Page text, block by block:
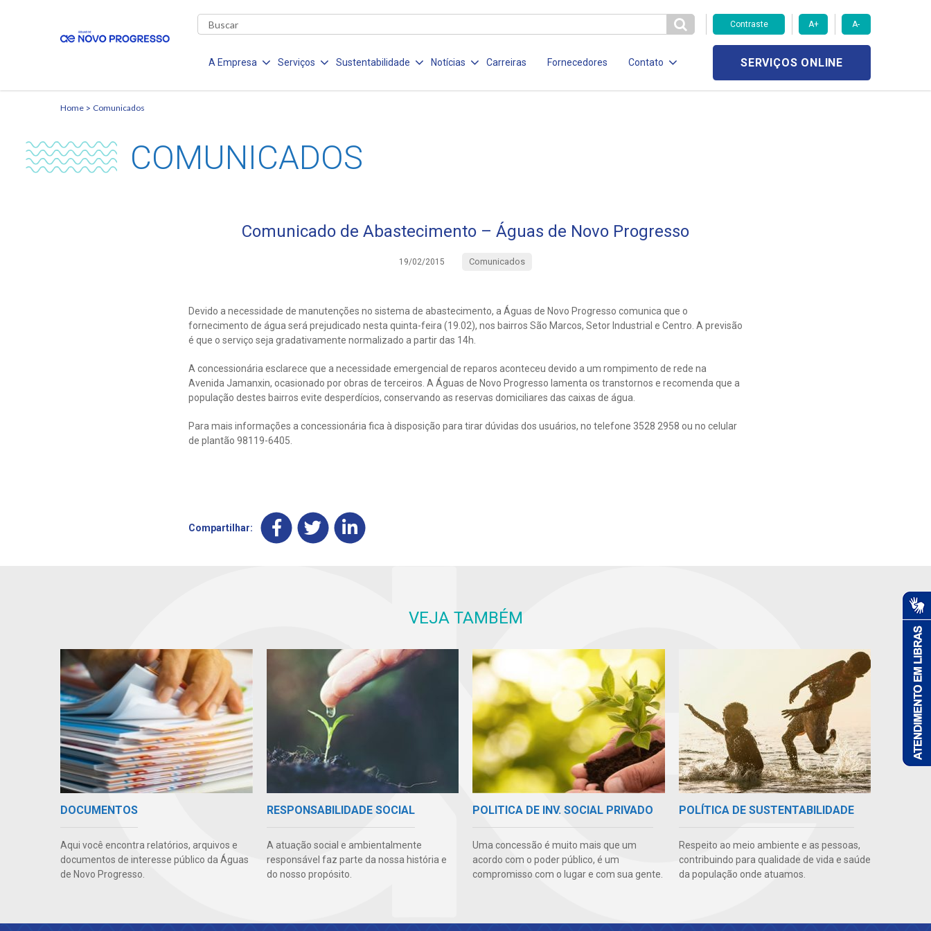
Contraste A+ A-
A Empresa Serviços Sustentabilidade Notícias Carreiras Fornecedores Contato SERVIÇOS ONLINE
Home Comunicados
COMUNICADOS
Comunicado de Abastecimento – Águas de Novo Progresso
19/02/2015 Comunicados
Devido a necessidade de manutenções no sistema de abastecimento, a Águas de Novo Progresso comunica que o
fornecimento de água será prejudicado nesta quinta-feira (19.02), nos bairros São Marcos, Setor Industrial e Centro. A previsão
é que o serviço seja gradativamente normalizado a partir das 14h.
A concessionária esclarece que a necessidade emergencial de reparos aconteceu devido a um rompimento de rede na
Avenida Jamanxin, ocasionado por obras de terceiros. A Águas de Novo Progresso lamenta os transtornos e recomenda que a
população destes bairros evite desperdícios, conservando as reservas domiciliares das caixas de água.
Para mais informações a concessionária fica à disposição para tirar dúvidas dos usuários, no telefone 3528 2958 ou no celular
de plantão 98119-6405.
Compartilhar:
VEJA TAMBÉM
DOCUMENTOS
Aqui você encontra relatórios, arquivos e
documentos de interesse público da Águas
de Novo Progresso.
RESPONSABILIDADE SOCIAL
A atuação social e ambientalmente
responsável faz parte da nossa história e
do nosso propósito.
POLITICA DE INV. SOCIAL PRIVADO
Uma concessão é muito mais que um
acordo com o poder público, é um
compromisso com o lugar e com sua gente.
POLÍTICA DE SUSTENTABILIDADE
Respeito ao meio ambiente e as pessoas,
contribuindo para qualidade de vida e saúde
da população onde atuamos.